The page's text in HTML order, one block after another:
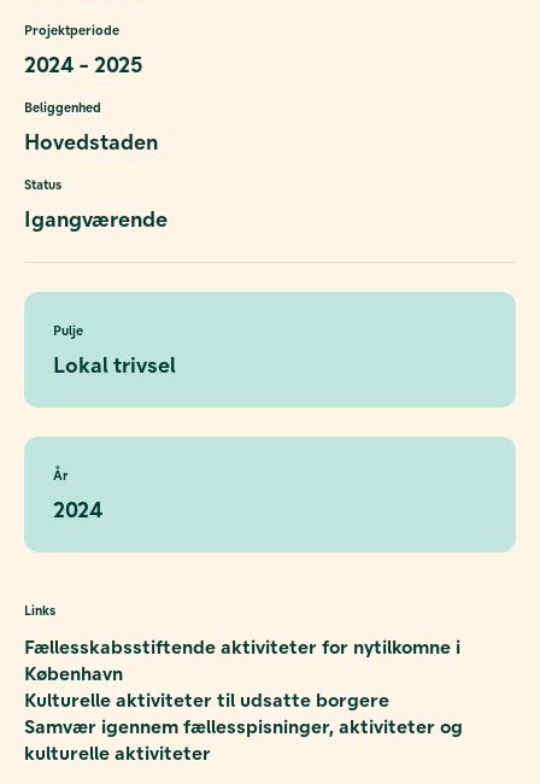
Projektperiode
2024 - 2025
Beliggenhed
Hovedstaden
Status
Igangværende
Pulje
Lokal trivsel
År
2024
Links
Fællesskabsstiftende aktiviteter for nytilkomne i
København
Kulturelle aktiviteter til udsatte borgere
Samvær igennem fællesspisninger, aktiviteter og
kulturelle aktiviteter